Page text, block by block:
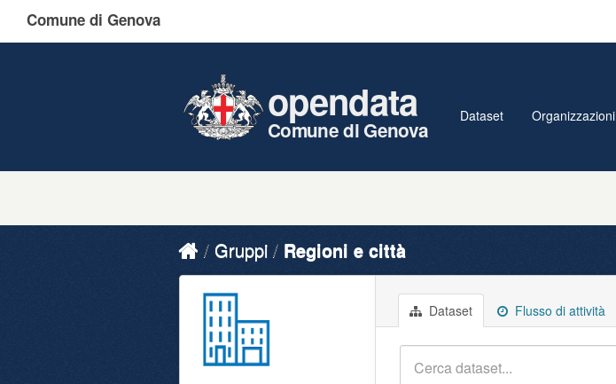
Comune di Genova
opendata
Comune di Genova
Dataset Organizzazioni
Gruppi Regioni e città
Dataset Flusso di attività